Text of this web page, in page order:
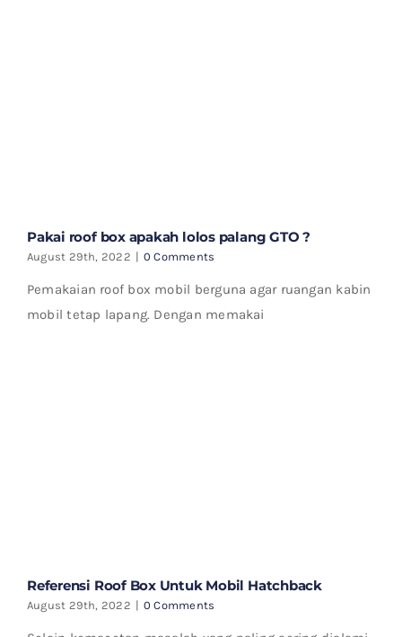
Pakai roof box apakah lolos palang GTO ?
August 29th, 2022 | 0 Comments
Pemakaian roof box mobil berguna agar ruangan kabin
mobil tetap lapang. Dengan memakai
Referensi Roof Box Untuk Mobil Hatchback
August 29th, 2022 | 0 Comments